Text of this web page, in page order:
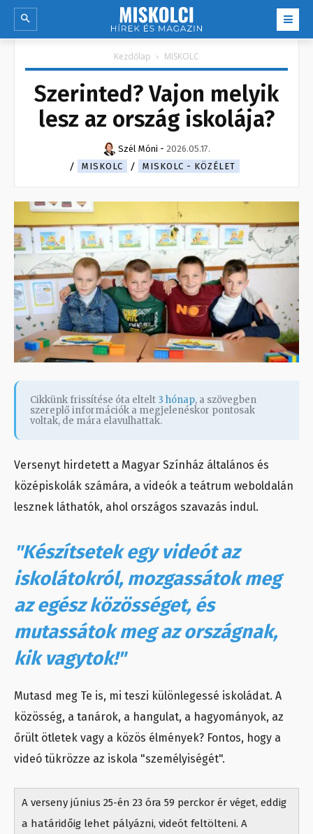
Kezdőlap MISKOLC
Szerinted? Vajon melyik
lesz az ország iskolája?
Szél Móni - 2026.05.17.
MISKOLC
MISKOLC - KÖZÉLET
Cikkünk frissítése óta eltelt 3 hónap, a szövegben
szereplő információk a megjelenéskor pontosak
voltak, de mára elavulhattak.
Versenyt hirdetett a Magyar Színház általános és
középiskolák számára, a videók a teátrum weboldalán
lesznek láthatók, ahol országos szavazás indul.
"Készítsetek egy videót az
iskolátokról, mozgassátok meg
az egész közösséget, és
mutassátok meg az országnak,
kik vagytok!"
Mutasd meg Te is, mi teszi különlegessé iskoládat. A
közösség, a tanárok, a hangulat, a hagyományok, az
őrült ötletek vagy a közös élmények? Fontos, hogy a
videó tükrözze az iskola "személyiségét".
A verseny június 25-én 23 óra 59 perckor ér véget, eddig
a határidőig lehet pályázni, videót feltölteni. A